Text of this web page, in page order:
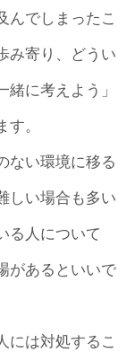
んでしまったこ
み寄り、どうい
に考えよう」
。
ない環境に移る
しい場合も多い
る人について
があるといいで
には対処するこ